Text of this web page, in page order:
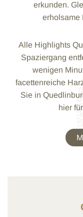
erkunden.
erholsame
Alle Highlights
Spaziergang
wenigen
facettenreiche
Sie in
hier